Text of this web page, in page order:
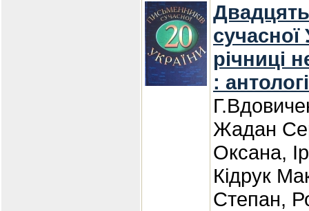
сучасної
річниці
:
Жадан
Оксана,
Кідрук
Степан,